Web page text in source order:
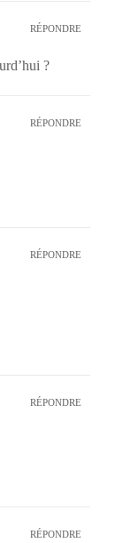
RÉPONDRE
?
RÉPONDRE
RÉPONDRE
RÉPONDRE
RÉPONDRE